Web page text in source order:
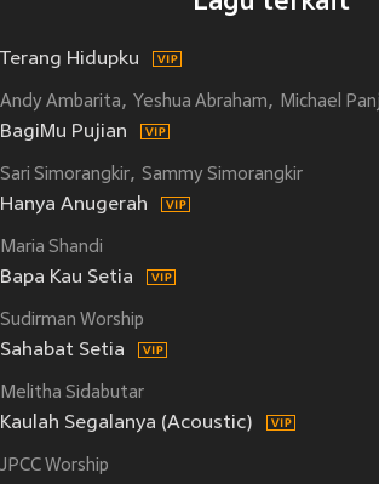
Terang Hidupku
Andy Ambarita Yeshua Abraham Michael
BagiMu Pujian
Sari Simorangkir Sammy Simorangkir
Hanya Anugerah
Maria Shandi
Bapa Kau Setia
Sudirman Worship
Sahabat Setia
Melitha Sidabutar
Kaulah Segalanya (Acoustic)
JPCC Worship